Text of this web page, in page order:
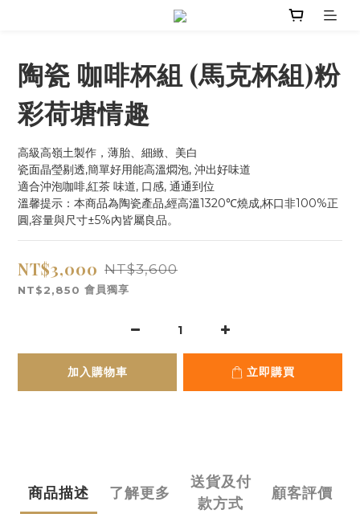
陶瓷 咖啡杯組 (馬克杯組)粉
彩荷塘情趣
高級高嶺土製作，薄胎、細緻、美白
瓷面晶瑩剔透,簡單好用能高溫燜泡, 沖出好味道
適合沖泡咖啡,紅茶 味道, 口感, 通通到位
溫馨提示：本商品為陶瓷產品,經高溫1320℃燒成,杯口非100%正
圓,容量與尺寸±5%內皆屬良品。
NT$3,000 NT$3,600
NT$2,850 會員獨享
加入購物車 立即購買
商品描述 了解更多
送貨及付
款方式
顧客評價